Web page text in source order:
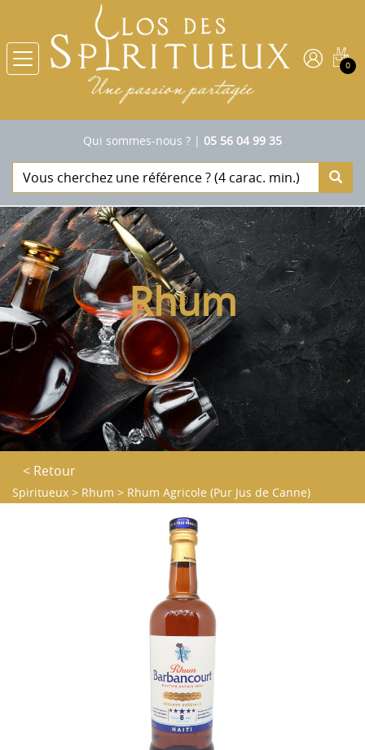
0
Qui sommes-nous ? | 05 56 04 99 35
Rhum
< Retour
Spiritueux > Rhum > Rhum Agricole (Pur Jus de Canne)